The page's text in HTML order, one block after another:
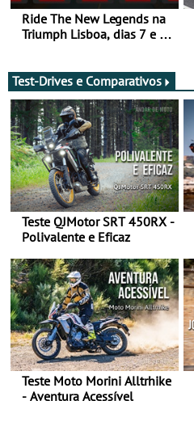
Ride The New Legends na
Triumph Lisboa, dias 7 e 8
Test-Drives e Comparativos
Teste QJMotor SRT 450RX -
Polivalente e Eficaz
Teste Moto Morini Alltrhike
- Aventura Acessível